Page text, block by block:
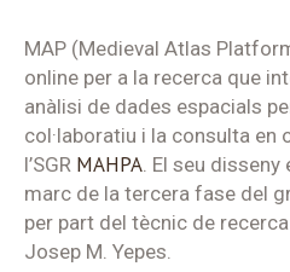
MAP (Medieval Atlas
online per a la recerca que
anàlisi de dades espacials
col·laboratiu i la consulta
l’SGR MAHPA . El seu
marc de la tercera fase del
per part del tècnic de
Josep M. Yepes.